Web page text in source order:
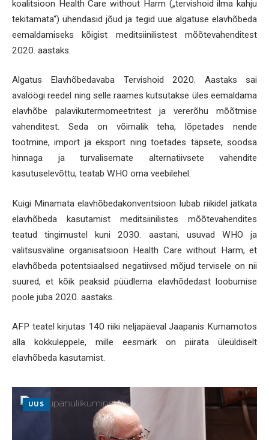
koalitsioon Health Care without Harm („tervishoid ilma kahju
tekitamata“) ühendasid jõud ja tegid uue algatuse elavhõbeda
eemaldamiseks kõigist meditsiinilistest mõõtevahenditest
2020. aastaks.
Algatus Elavhõbedavaba Tervishoid 2020. Aastaks sai
avalöögi reedel ning selle raames kutsutakse üles eemaldama
elavhõbe palavikutermomeetritest ja vererõhu mõõtmise
vahenditest. Seda on võimalik teha, lõpetades nende
tootmine, import ja eksport ning toetades täpsete, soodsa
hinnaga ja turvalisemate alternatiivsete vahendite
kasutuselevõttu, teatab WHO oma veebilehel.
Kuigi Minamata elavhõbedakonventsioon lubab riikidel jätkata
elavhõbeda kasutamist meditsiinilistes mõõtevahendites
teatud tingimustel kuni 2030. aastani, usuvad WHO ja
valitsusväline organisatsioon Health Care without Harm, et
elavhõbeda potentsiaalsed negatiivsed mõjud tervisele on nii
suured, et kõik peaksid püüdlema elavhõdedast loobumise
poole juba 2020. aastaks.
AFP teatel kirjutas 140 riiki neljapäeval Jaapanis Kumamotos
alla kokkuleppele, mille eesmärk on piirata üleüldiselt
elavhõbeda kasutamist.
UUS